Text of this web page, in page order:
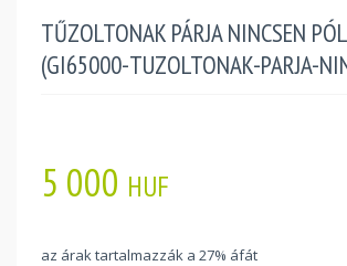
TŰZOLTONAK PÁRJA NINCSEN
(GI65000-TUZOLTONAK-PARJA-
5 000 HUF
az árak tartalmazzák a 27% áfát